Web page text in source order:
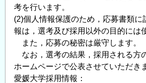
考を行います。
(2)個人情報保護のため，応募書類に
報は，選考及び採用以外の目的には
また，応募の秘密は厳守します。
なお，選考の結果，採用される方
ホームページで公表させていただき
愛媛大学採用情報：